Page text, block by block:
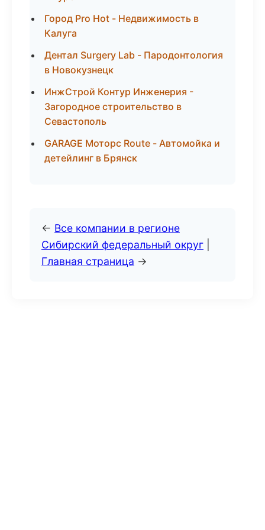
Город Pro Hot - Недвижимость в
Калуга
Дентал Surgery Lab - Пародонтология
в Новокузнецк
ИнжСтрой Контур Инженерия -
Загородное строительство в
Севастополь
GARAGE Моторс Route - Автомойка и
детейлинг в Брянск
← Все компании в регионе
Сибирский федеральный округ
Главная страница →